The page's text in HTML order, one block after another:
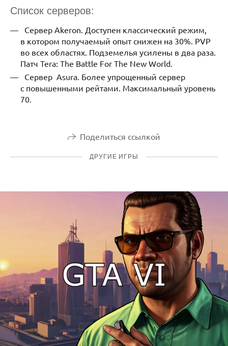
Список серверов:
Сервер Akeron. Доступен классический режим,
в котором получаемый опыт снижен на 30%. PVP
во всех областях. Подземелья усилены в два раза.
Патч Tera: The Battle For The New World.
Сервер Asura. Более упрощенный сервер
с повышенными рейтами. Максимальный уровень
70.
Поделиться ссылкой
ДРУГИЕ ИГРЫ